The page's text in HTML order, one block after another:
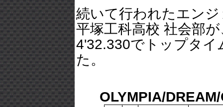
続いて行われたエン
平塚工科高校 社会部
4'32.330でトップタイ
た。
OLYMPIA/